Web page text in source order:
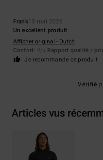
Frank13 mai 2026
Un excellent produit
Afficher original - Dutch
Confort: 4/5 Rapport qualité /
Je recommande ce produit
Vérifié
Articles vus